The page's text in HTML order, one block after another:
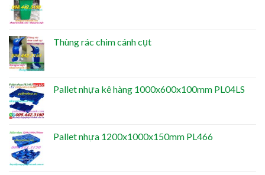
Thùng rác chim cánh cụt
Pallet nhựa kê hàng 1000x600x100mm PL04LS
Pallet nhựa 1200x1000x150mm PL466